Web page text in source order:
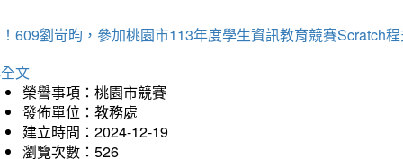
609劉岢昀，參加桃園市113年度學生資訊教育競賽Scratch
文
榮譽事項：桃園市競賽
發佈單位：教務處
建立時間：2024-12-19
瀏覽次數：526